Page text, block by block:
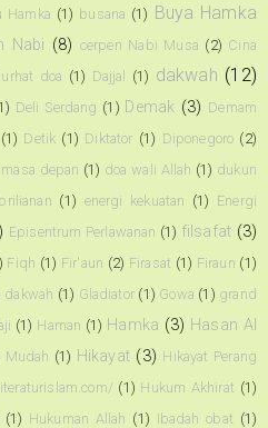
Hamka (1) busana (1) Buya Hamka
Nabi (8) cerpen Nabi Musa (2) Cina
doa (1) Dajjal (1) dakwah (12)
Deli Serdang (1) Demak (3) Demam
(1) Detik (1) Diktator (1) Diponegoro (2)
depan (1) doa wali Allah (1) dukun
(1) energi kekuatan (1) Energi
Episentrum Perlawanan (1) filsafat (3)
Fiqh (1) Fir'aun (2) Firasat (1) Firaun (1)
dakwah (1) Gladiator (1) Gowa (1) grand
(1) Haman (1) Hamka (3) Hasan Al
(1) Hikayat (3) Hikayat Perang
(1) Hukum Akhirat (1)
(1) Hukuman Allah (1) Ibadah obat (1)